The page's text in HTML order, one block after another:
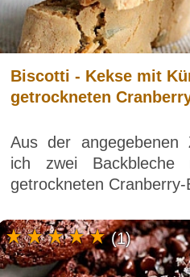
Biscotti - Kekse mit
getrockneten
Aus der angegebenen
ich zwei Backbleche
getrockneten
(1)